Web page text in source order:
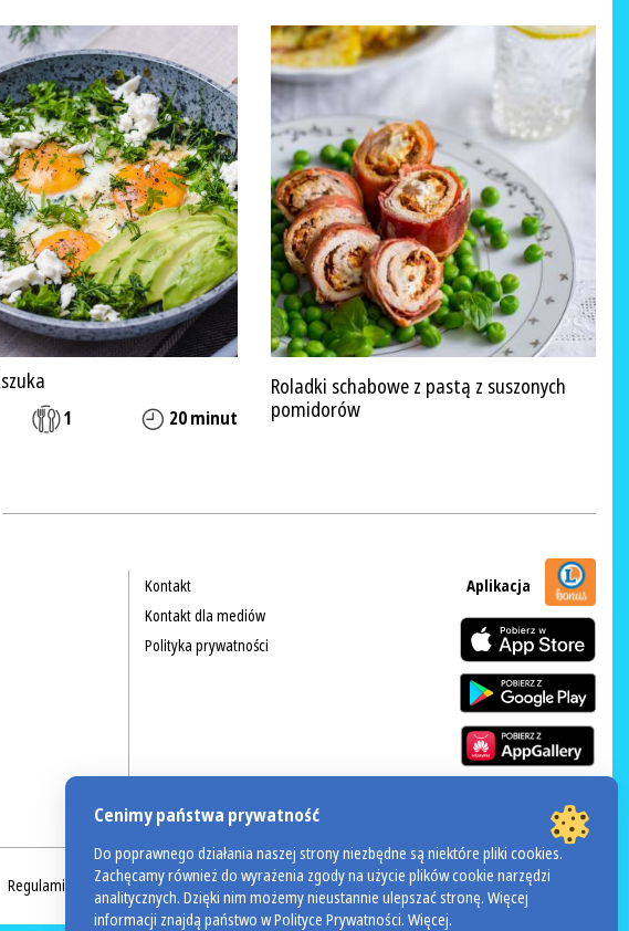
1 20 minut
Roladki schabowe z pastą z suszonych
pomidorów
Kontakt
Kontakt dla mediów
Polityka prywatności
Aplikacja
Regulamin akcji Valdinox
Cenimy państwa prywatność
Do poprawnego działania naszej strony niezbędne są niektóre pliki cookies.
Zachęcamy również do wyrażenia zgody na użycie plików cookie narzędzi
analitycznych. Dzięki nim możemy nieustannie ulepszać stronę. Więcej
informacji znajdą państwo w Polityce Prywatności.Więcej.